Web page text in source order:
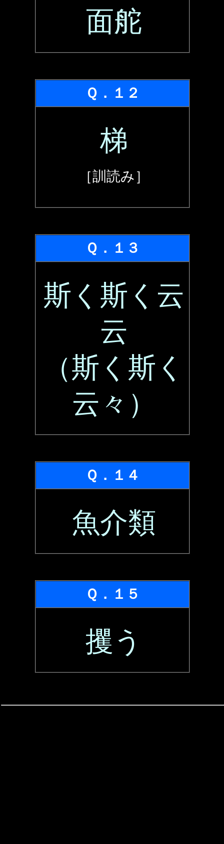
面舵
Ｑ．１２
梯
［訓読み］
Ｑ．１３
斯く斯く云
云
（斯く斯く
云々）
Ｑ．１４
魚介類
Ｑ．１５
攫う